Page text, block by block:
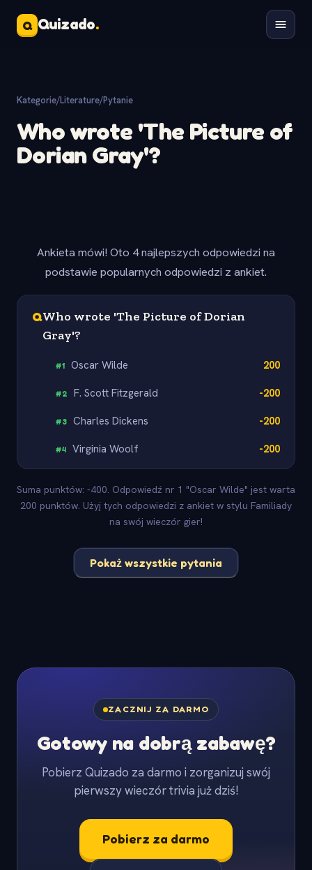
Q Quizado.
Kategorie/Literature/Pytanie
Who wrote 'The Picture of
Dorian Gray'?
Ankieta mówi! Oto 4 najlepszych odpowiedzi na
podstawie popularnych odpowiedzi z ankiet.
QWho wrote 'The Picture of Dorian
Gray'?
#1 Oscar Wilde 200
#2 F. Scott Fitzgerald -200
#3 Charles Dickens -200
#4 Virginia Woolf -200
Suma punktów: -400. Odpowiedź nr 1 "Oscar Wilde" jest warta
200 punktów. Użyj tych odpowiedzi z ankiet w stylu Familiady
na swój wieczór gier!
Pokaż wszystkie pytania
ZACZNIJ ZA DARMO
Gotowy na dobrą zabawę?
Pobierz Quizado za darmo i zorganizuj swój
pierwszy wieczór trivia już dziś!
Pobierz za darmo